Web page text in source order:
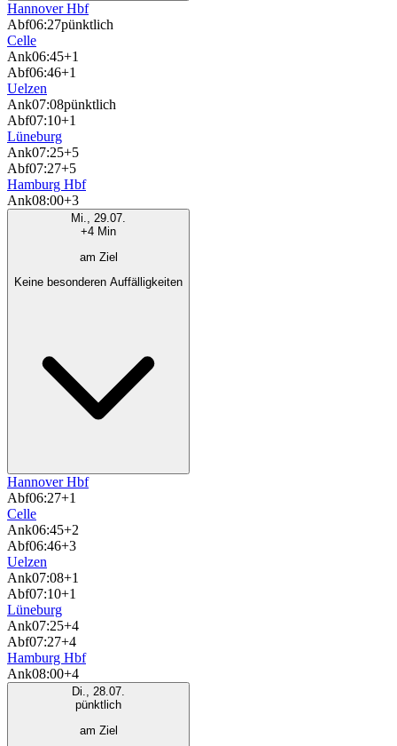
Hannover Hbf
Abf06:27pünktlich
Celle
Ank06:45+1
Abf06:46+1
Uelzen
Ank07:08pünktlich
Abf07:10+1
Lüneburg
Ank07:25+5
Abf07:27+5
Hamburg Hbf
Ank08:00+3
Mi., 29.07.
+4 Min
am Ziel
Keine besonderen Auffälligkeiten
Hannover Hbf
Abf06:27+1
Celle
Ank06:45+2
Abf06:46+3
Uelzen
Ank07:08+1
Abf07:10+1
Lüneburg
Ank07:25+4
Abf07:27+4
Hamburg Hbf
Ank08:00+4
Di., 28.07.
pünktlich
am Ziel